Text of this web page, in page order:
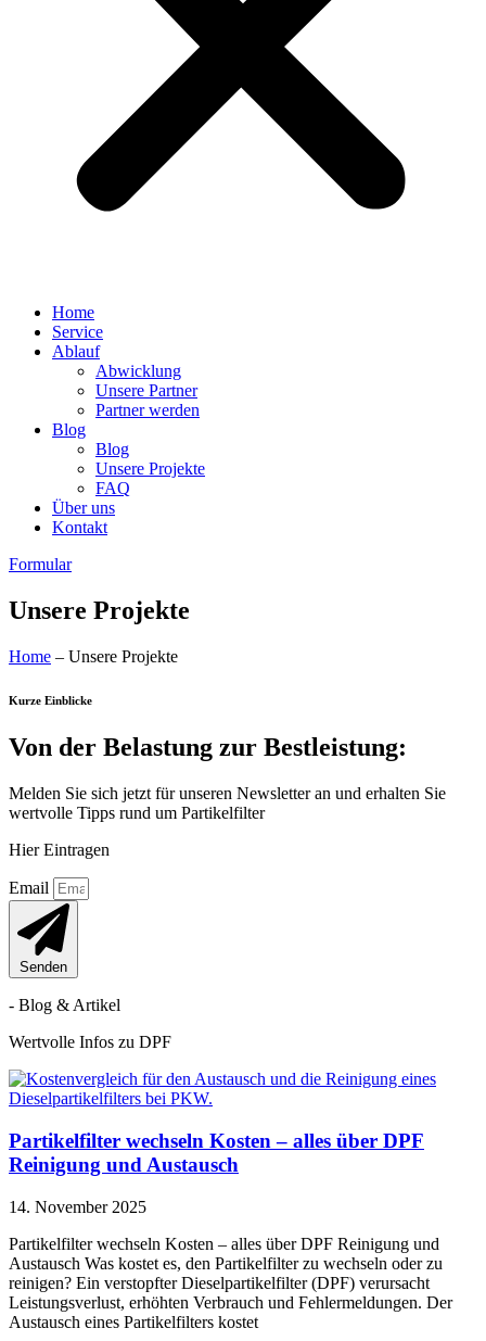
Home
Service
Ablauf
Abwicklung
Unsere Partner
Partner werden
Blog
Blog
Unsere Projekte
FAQ
Über uns
Kontakt
Formular
Unsere Projekte
Home – Unsere Projekte
Kurze Einblicke
Von der Belastung zur Bestleistung:
Melden Sie sich jetzt für unseren Newsletter an und erhalten Sie
wertvolle Tipps rund um Partikelfilter
Hier Eintragen
Email
Senden
- Blog & Artikel
Wertvolle Infos zu DPF
Partikelfilter wechseln Kosten – alles über DPF
Reinigung und Austausch
14. November 2025
Partikelfilter wechseln Kosten – alles über DPF Reinigung und
Austausch Was kostet es, den Partikelfilter zu wechseln oder zu
reinigen? Ein verstopfter Dieselpartikelfilter (DPF) verursacht
Leistungsverlust, erhöhten Verbrauch und Fehlermeldungen. Der
Austausch eines Partikelfilters kostet